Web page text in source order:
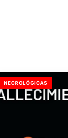
NECROLÓGICAS